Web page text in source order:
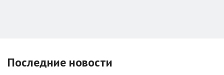
Последние новости